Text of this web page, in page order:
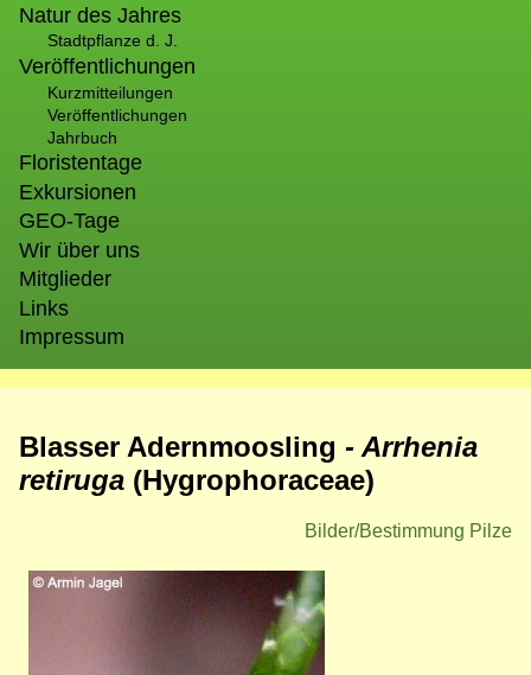
Natur des Jahres
Stadtpflanze d. J.
Veröffentlichungen
Kurzmitteilungen
Veröffentlichungen
Jahrbuch
Floristentage
Exkursionen
GEO-Tage
Wir über uns
Mitglieder
Links
Impressum
Blasser Adernmoosling - Arrhenia
retiruga (Hygrophoraceae)
Bilder/Bestimmung Pilze
Bild